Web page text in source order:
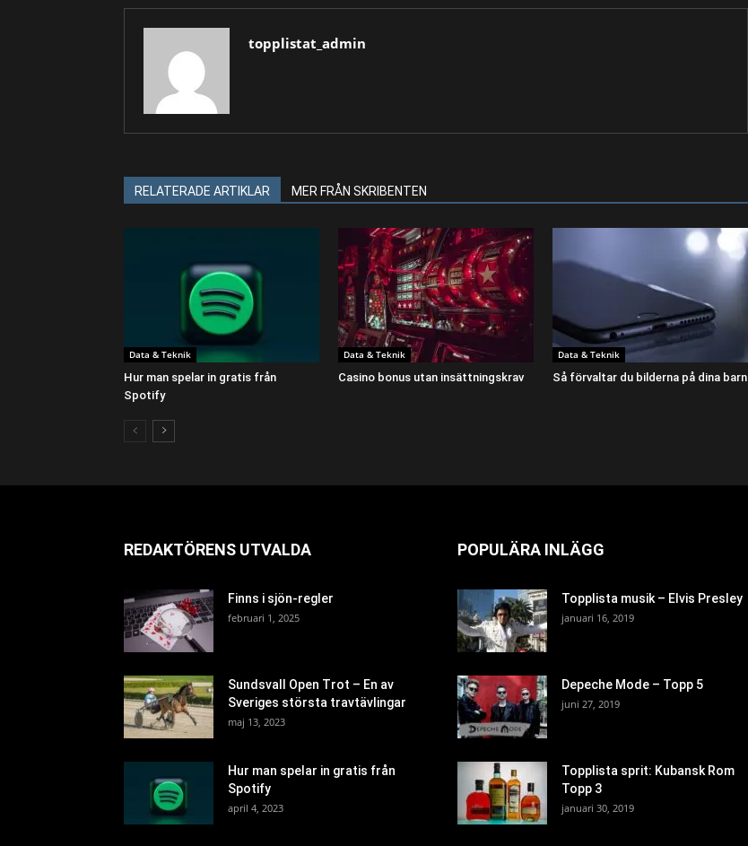
topplistat_admin
RELATERADE ARTIKLAR MER FRÅN SKRIBENTEN
Data & Teknik
Hur man spelar in gratis från
Spotify
Data & Teknik
Casino bonus utan insättningskrav
Data & Teknik
Så förvaltar du bilderna på dina barn
REDAKTÖRENS UTVALDA
Finns i sjön-regler
februari 1, 2025
Sundsvall Open Trot – En av
Sveriges största travtävlingar
maj 13, 2023
Hur man spelar in gratis från
Spotify
april 4, 2023
POPULÄRA INLÄGG
Topplista musik – Elvis Presley
januari 16, 2019
Depeche Mode – Topp 5
juni 27, 2019
Topplista sprit: Kubansk Rom
Topp 3
januari 30, 2019